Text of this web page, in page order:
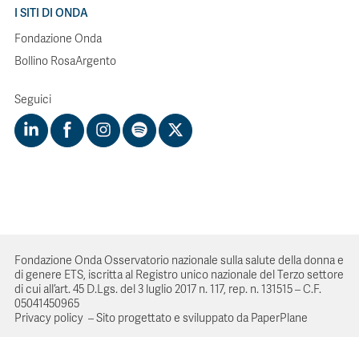
I SITI DI ONDA
Fondazione Onda
Bollino RosaArgento
Seguici
Fondazione Onda Osservatorio nazionale sulla salute della donna e
di genere ETS, iscritta al Registro unico nazionale del Terzo settore
di cui all’art. 45 D.Lgs. del 3 luglio 2017 n. 117, rep. n. 131515 – C.F.
05041450965
Privacy policy –Sito progettato e sviluppato da PaperPlane